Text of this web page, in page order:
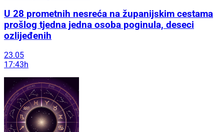
U 28 prometnih nesreća na županijskim cestama
prošlog tjedna jedna osoba poginula, deseci
ozlijeđenih
23.05
17:43h